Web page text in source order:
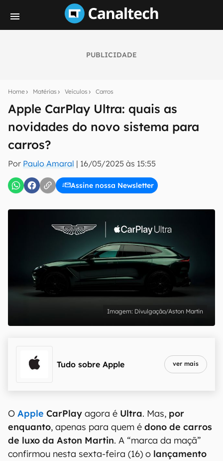
PUBLICIDADE
Home Matérias Veículos Carros
Apple CarPlay Ultra: quais as
novidades do novo sistema para
carros?
Por Paulo Amaral | 16/05/2025 às 15:55
Assine nossa Newsletter
notícias e reviews sobre tecnologia em primeira
mão.
E-mail
inscreva-se
Uso e Política de Privacidade do Canaltech.
Divulgação/Aston Martin
Tudo sobre Apple ver mais
O Apple CarPlay agora é Ultra. Mas, por
enquanto, apenas para quem é dono de carros
de luxo da Aston Martin. A “marca da maçã”
confirmou nesta sexta-feira (16) o lançamento